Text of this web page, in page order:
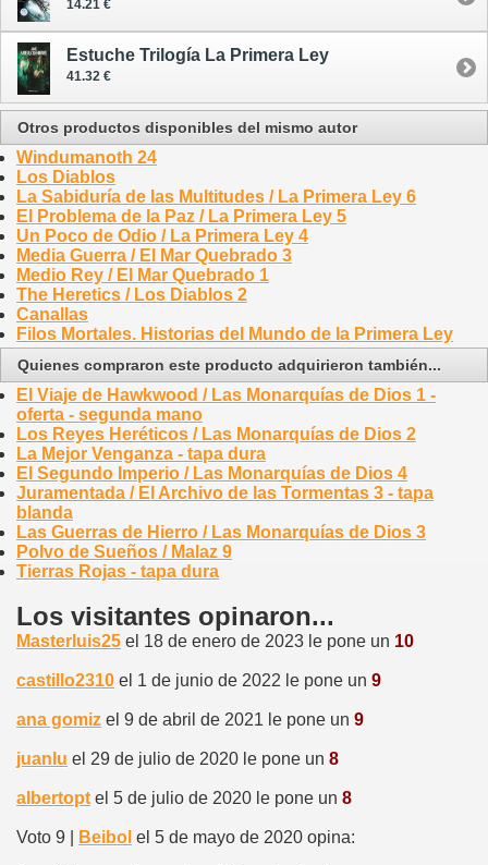
14.21 €
Estuche Trilogía La Primera Ley
41.32 €
Otros productos disponibles del mismo autor
Windumanoth 24
Los Diablos
La Sabiduría de las Multitudes / La Primera Ley 6
El Problema de la Paz / La Primera Ley 5
Un Poco de Odio / La Primera Ley 4
Media Guerra / El Mar Quebrado 3
Medio Rey / El Mar Quebrado 1
The Heretics / Los Diablos 2
Canallas
Filos Mortales. Historias del Mundo de la Primera Ley
Quienes compraron este producto adquirieron también...
El Viaje de Hawkwood / Las Monarquías de Dios 1 -
oferta - segunda mano
Los Reyes Heréticos / Las Monarquías de Dios 2
La Mejor Venganza - tapa dura
El Segundo Imperio / Las Monarquías de Dios 4
Juramentada / El Archivo de las Tormentas 3 - tapa
blanda
Las Guerras de Hierro / Las Monarquías de Dios 3
Polvo de Sueños / Malaz 9
Tierras Rojas - tapa dura
Los visitantes opinaron...
Masterluis25 el 18 de enero de 2023 le pone un 10
castillo2310 el 1 de junio de 2022 le pone un 9
ana gomiz el 9 de abril de 2021 le pone un 9
juanlu el 29 de julio de 2020 le pone un 8
albertopt el 5 de julio de 2020 le pone un 8
Voto 9 | Beibol el 5 de mayo de 2020 opina: